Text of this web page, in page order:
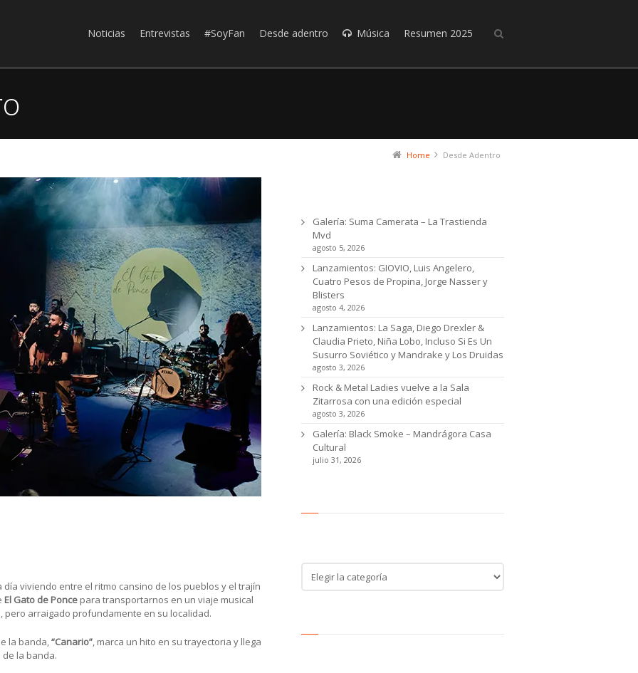
Noticias Entrevistas #SoyFan Desde adentro Música Resumen 2025
Home Desde Adentro
viviendo entre el ritmo cansino de los pueblos y el trajín
El Gato de Ponce para transportarnos en un viaje musical
arraigado profundamente en su localidad.
la banda, “Canario” , marca un hito en su trayectoria y llega
la banda.
Galería: Suma Camerata – La Trastienda
Mvd
agosto 5, 2026
Lanzamientos: GIOVIO, Luis Angelero,
Cuatro Pesos de Propina, Jorge Nasser y
Blisters
agosto 4, 2026
Lanzamientos: La Saga, Diego Drexler &
Claudia Prieto, Niña Lobo, Incluso Si Es Un
Susurro Soviético y Mandrake y Los Druidas
agosto 3, 2026
Rock & Metal Ladies vuelve a la Sala
Zitarrosa con una edición especial
agosto 3, 2026
Galería: Black Smoke – Mandrágora Casa
Cultural
julio 31, 2026
Categoría
de
noticias